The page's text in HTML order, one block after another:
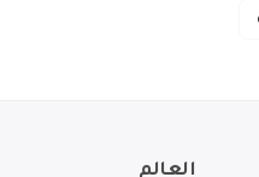
العالم